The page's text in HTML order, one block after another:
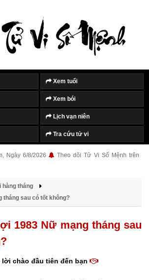
Xem tuổi
Xem bói
Lịch vạn niên
Tra cứu tử vi
Ngày 6/8/2026 Theo dõi Tử Vi Số Mệnh trên
hàng tháng
tháng sau có tốt không?
1983 Nữ mạng tháng sau
chào đầu tiên đến bạn